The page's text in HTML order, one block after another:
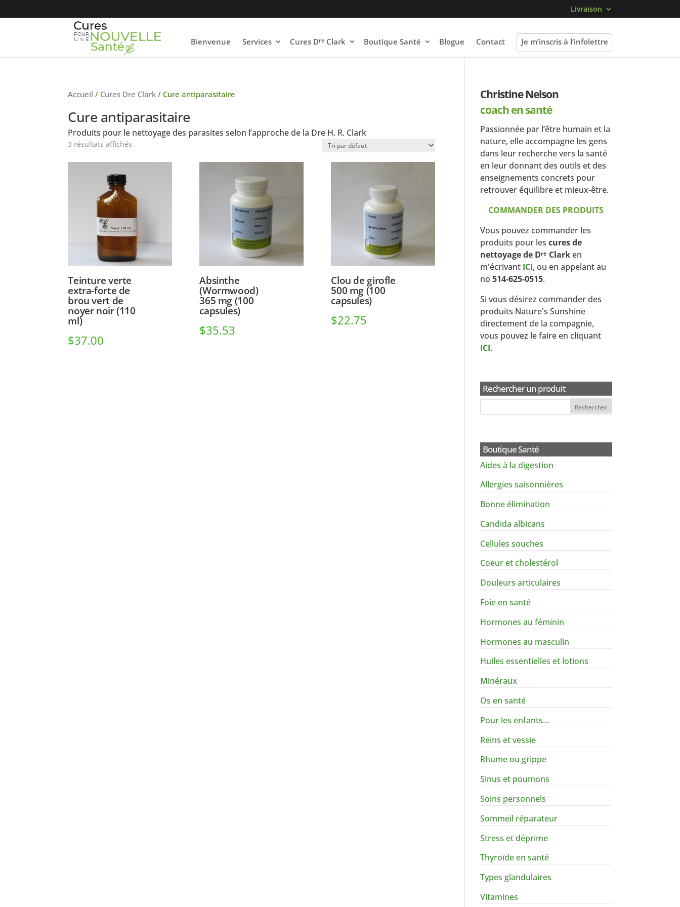
Livraison
Bienvenue Services Cures DreClark Boutique Santé Blogue Contact Je m’inscris à l’infolettre
Accueil / Cures Dre Clark / Cure antiparasitaire
Cure antiparasitaire
Produits pour le nettoyage des parasites selon l’approche de la Dre H. R. Clark
3 résultats affichés
Teinture verte
extra-forte de
brou vert de
noyer noir (110
ml)
$37.00
Absinthe
(Wormwood)
365 mg (100
capsules)
$35.53
Clou de girofle
500 mg (100
capsules)
$22.75
Christine Nelson
coach en santé
Passionnée par l’être humain et la
nature, elle accompagne les gens
dans leur recherche vers la santé
en leur donnant des outils et des
enseignements concrets pour
retrouver équilibre et mieux-être.
COMMANDER DES PRODUITS
Vous pouvez commander les
produits pour lescures de
nettoyage de Dre Clark en
m'écrivant ICI, ou en appelant au
no514-625-0515.
Si vous désirez commander des
produits Nature's Sunshine
directement de la compagnie,
vous pouvez le faire en cliquant
ICI.
Rechercher un produit
Boutique Santé
Aides à la digestion
Allergies saisonnières
Bonne élimination
Candida albicans
Cellules souches
Coeur et cholestérol
Douleurs articulaires
Foie en santé
Hormones au féminin
Hormones au masculin
Huiles essentielles et lotions
Minéraux
Os en santé
Pour les enfants…
Reins et vessie
Rhume ou grippe
Sinus et poumons
Soins personnels
Sommeil réparateur
Stress et déprime
Thyroïde en santé
Types glandulaires
Vitamines